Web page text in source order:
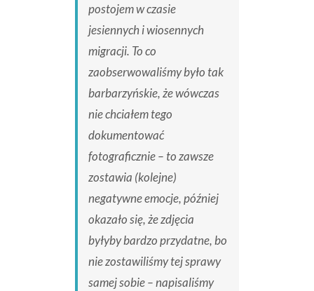
postojem w czasie
jesiennych i wiosennych
migracji. To co
zaobserwowaliśmy było tak
barbarzyńskie, że wówczas
nie chciałem tego
dokumentować
fotograficznie – to zawsze
zostawia (kolejne)
negatywne emocje, później
okazało się, że zdjęcia
byłyby bardzo przydatne, bo
nie zostawiliśmy tej sprawy
samej sobie – napisaliśmy